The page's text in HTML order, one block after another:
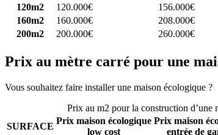
120m2
120.000€ 156.000€
160m2
160.000€ 208.000€
200m2
200.000€ 260.000€
Prix au mètre carré pour une
Vous souhaitez faire installer une maison écologique ?
Prix au m2 pour la construction d’une
SURFACE
Prix maison écologique
low cost
Prix maison
entrée de